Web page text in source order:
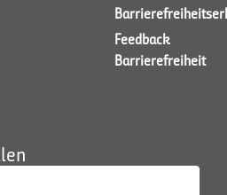
Feedback
Barrierefreiheit